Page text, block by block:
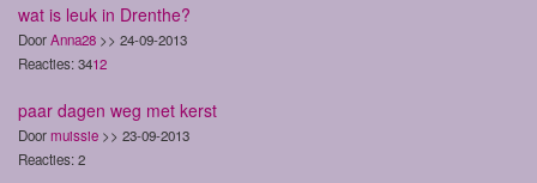
wat is leuk in Drenthe?
DoorAnna28 >> 24-09-2013
Reacties: 3412
paar dagen weg met kerst
Doormuissie >> 23-09-2013
Reacties: 2